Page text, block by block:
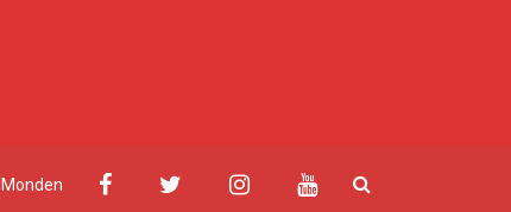
Monden